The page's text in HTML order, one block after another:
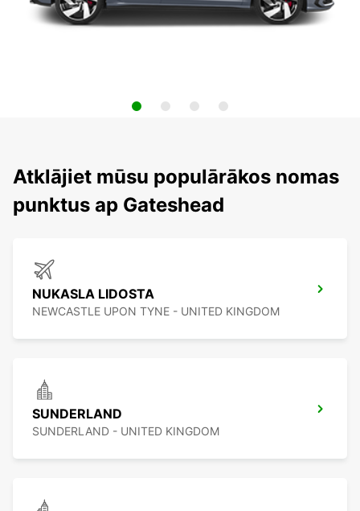
Atklājiet mūsu populārākos nomas
punktus ap Gateshead
NUKASLA LIDOSTA
NEWCASTLE UPON TYNE - UNITED KINGDOM
SUNDERLAND
SUNDERLAND - UNITED KINGDOM